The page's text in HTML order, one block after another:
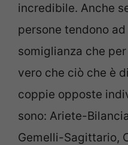
incredibile. Anche
persone tendono
somiglianza che
vero che ciò che è
coppie opposte
sono: Ariete-
Gemelli-Sagittario,